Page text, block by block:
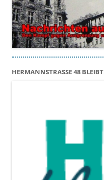
HERMANNSTRASSE 48 BLEIBT!